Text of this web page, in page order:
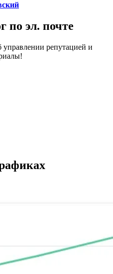
по эл. почте
репутацией и